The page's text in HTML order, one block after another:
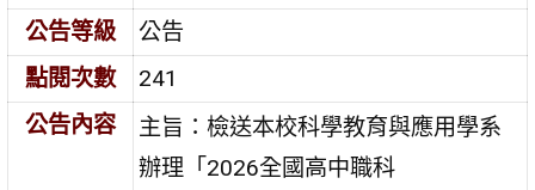
公告等級
公告
點閱次數
241
公告內容
主旨：檢送本校科學教育與應用學系
辦理「2026全國高中職科